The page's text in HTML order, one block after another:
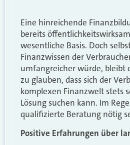
Eine hinreichende
bereits
wesentliche Basis. Doch
Finanzwissen der
umfangreicher würde, bleibt
zu glauben, dass sich der
komplexen Finanzwelt stets
Lösung suchen kann. Im
qualifizierte Beratung nötig
Positive Erfahrungen über